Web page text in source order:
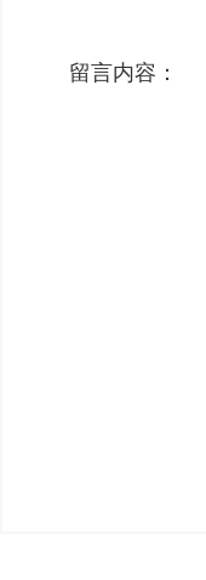
留言内容：